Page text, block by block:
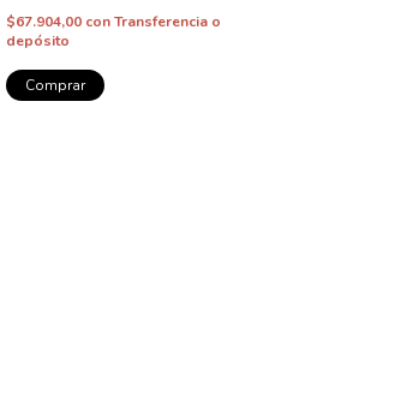
$67.904,00 con Transferencia o
depósito
Comprar